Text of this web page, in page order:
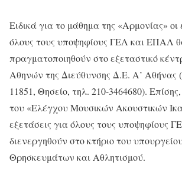
Ειδικά για το μάθημα της «Αρμονίας» οι
όλους τους υποψηφίους ΓΕΛ και ΕΠΑΛ
πραγματοποιηθούν στο εξεταστικό
Αθηνών της Διεύθυνσης Δ.Ε. Α’
11851, Θησείο, τηλ. 210-3464680).
του «Ελέγχου Μουσικών Ακουστικών
εξετάσεις για όλους τους υποψηφίους
διενεργηθούν στο κτήριο του
Θρησκευμάτων και Αθλητισμού.